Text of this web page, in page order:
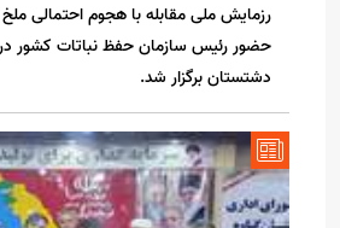
رزمایش ملی مقابله با هجوم احتمالی
حضور رئیس سازمان حفظ نباتات کشور
دشتستان برگزار شد.